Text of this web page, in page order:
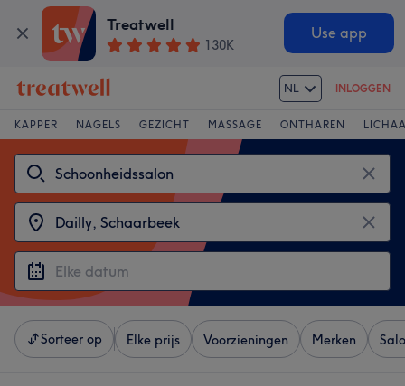
Treatwell
130K
Use app
NL INLOGGEN
KAPPER NAGELS GEZICHT MASSAGE ONTHAREN
Sorteer op Elke prijs Voorzieningen Merken